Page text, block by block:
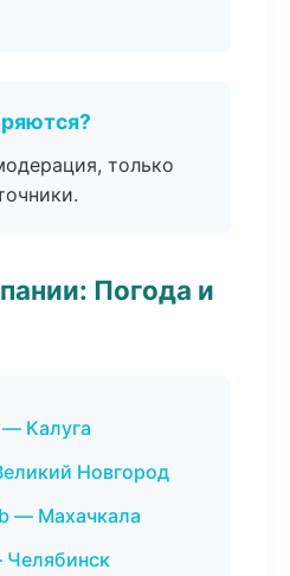
только
Погода и
— Калуга
Новгород
— Махачкала